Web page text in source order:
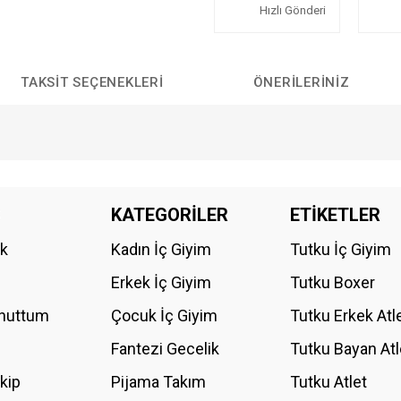
Hızlı Gönderi
TAKSIT SEÇENEKLERI ÖNERILERINIZ
Bu ürüne ilk yorumu siz yapın!
KATEGORİLER
Kadın İç Giyim
Erkek İç Giyim
Çocuk İç Giyim
Fantezi Gecelik
Pijama Takım
ETİKETLER
Tutku İç Giyim
Tutku Boxer
Tutku Erkek
Tutku Bayan
Tutku Atlet